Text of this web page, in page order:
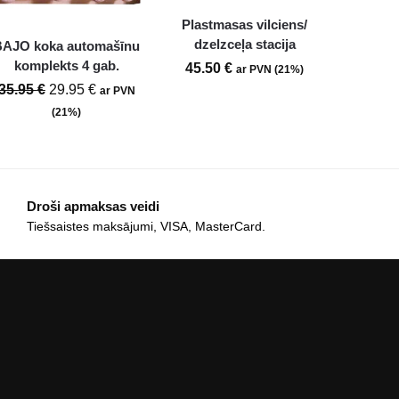
koka automašīnu
komplekts 4 gab.
€ 29.95 € ar PVN
(21%)
Plastmasas vilciens/
dzelzceļa stacija
45.50€ ar PVN (21%)
Droši apmaksas veidi
Tiešsaistes maksājumi, VISA, MasterCard.